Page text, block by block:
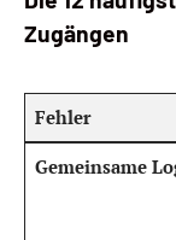
Zugängen
Fehler
Gemeinsame